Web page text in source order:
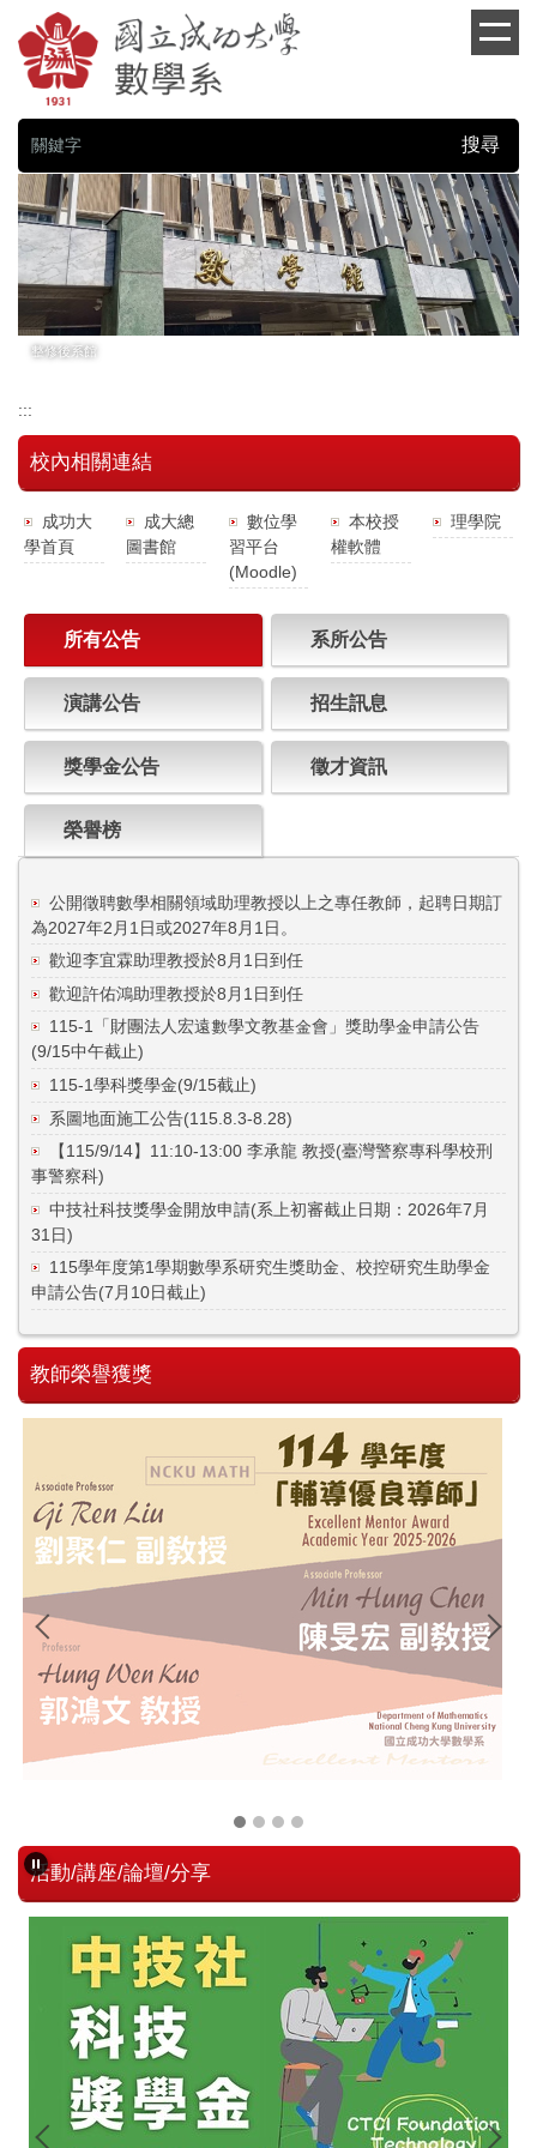
到
主
內
區
塊
搜尋
整修後系館
:::
校內相關連結
成功大
學首頁
成大總
圖書館
數位學
習平台
(Moodle)
本校授
權軟體
理學院
所有公告 系所公告
演講公告 招生訊息
獎學金公告 徵才資訊
榮譽榜
公開徵聘數學相關領域助理教授以上之專任教師，起聘日期訂
為2027年2月1日或2027年8月1日。
歡迎李宜霖助理教授於8月1日到任
歡迎許佑鴻助理教授於8月1日到任
115-1「財團法人宏遠數學文教基金會」獎助學金申請公告
(9/15中午截止)
115-1學科獎學金(9/15截止)
系圖地面施工公告(115.8.3-8.28)
【115/9/14】11:10-13:00 李承龍 教授(臺灣警察專科學校刑
事警察科)
中技社科技獎學金開放申請(系上初審截止日期：2026年7月
31日)
115學年度第1學期數學系研究生獎助金、校控研究生助學金
申請公告(7月10日截止)
教師榮譽獲獎
活動/講座/論壇/分享